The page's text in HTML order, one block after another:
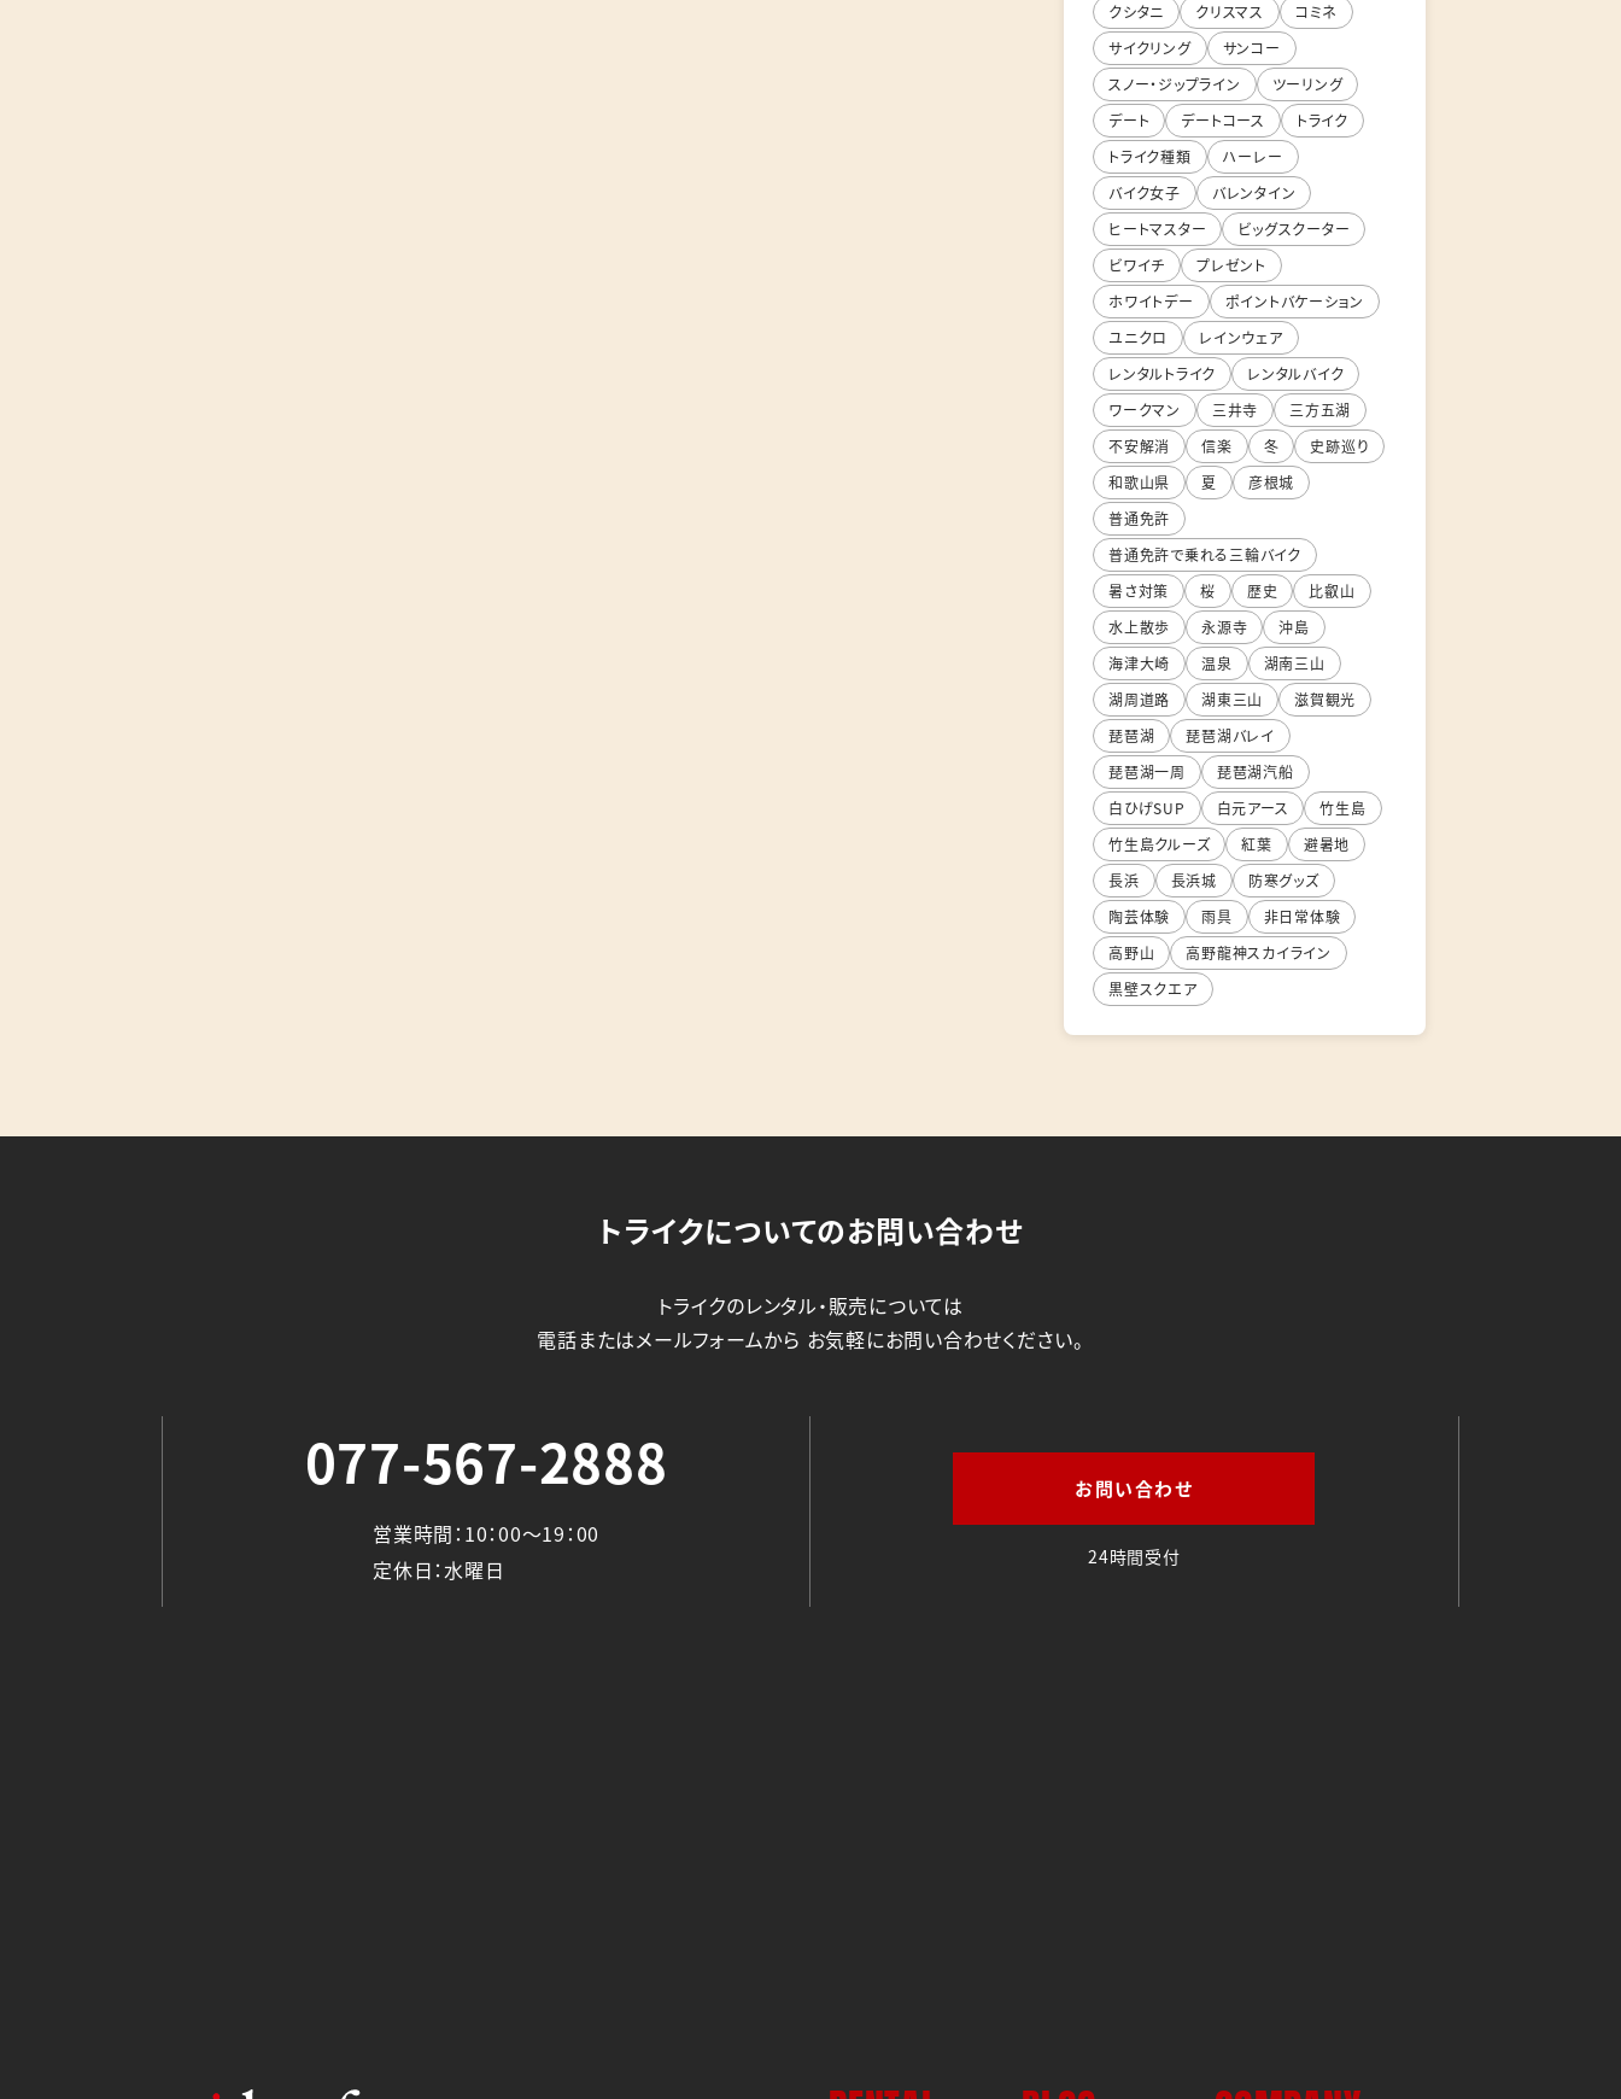
クシタニ
クリスマス
コミネ
サイクリング
サンコー
スノー・ジップライン
ツーリング
デート
デートコース
トライク
トライク種類
ハーレー
バイク女子
バレンタイン
ヒートマスター
ビッグスクーター
ビワイチ
プレゼント
ホワイトデー
ポイントバケーション
ユニクロ
レインウェア
レンタルトライク
レンタルバイク
ワークマン
三井寺
三方五湖
不安解消
信楽 冬
史跡巡り
和歌山県
夏
彦根城
普通免許
普通免許で乗れる三輪バイク
暑さ対策
桜 歴史
比叡山
水上散歩
永源寺
沖島
海津大崎
温泉
湖南三山
湖周道路
湖東三山
滋賀観光
琵琶湖
琵琶湖バレイ
琵琶湖一周
琵琶湖汽船
白ひげSUP
白元アース
竹生島
竹生島クルーズ
紅葉
避暑地
長浜
長浜城
防寒グッズ
陶芸体験
雨具
非日常体験
高野山
高野龍神スカイライン
黒壁スクエア
トライクについてのお問い合わせ
トライクのレンタル・販売については
電話またはメールフォームから お気軽にお問い合わせください。
077-567-2888
営業時間：10：00～19：00
定休日：水曜日
お問い合わせ
24時間受付